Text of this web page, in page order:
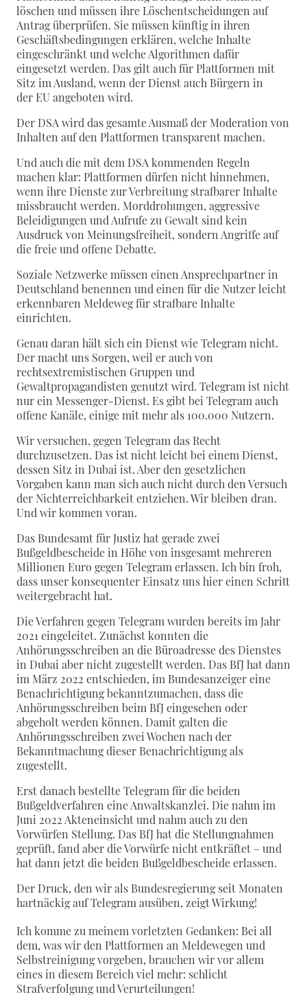
löschen und müssen ihre Löschentscheidungen auf
Antrag überprüfen. Sie müssen künftig in ihren
Geschäftsbedingungen erklären, welche Inhalte
eingeschränkt und welche Algorithmen dafür
eingesetzt werden. Das gilt auch für Plattformen mit
Sitz im Ausland, wenn der Dienst auch Bürgern in
der EU angeboten wird.
Der DSA wird das gesamte Ausmaß der Moderation von
Inhalten auf den Plattformen transparent machen.
Und auch die mit dem DSA kommenden Regeln
machen klar: Plattformen dürfen nicht hinnehmen,
wenn ihre Dienste zur Verbreitung strafbarer Inhalte
missbraucht werden. Morddrohungen, aggressive
Beleidigungen und Aufrufe zu Gewalt sind kein
Ausdruck von Meinungsfreiheit, sondern Angriffe auf
die freie und offene Debatte.
Soziale Netzwerke müssen einen Ansprechpartner in
Deutschland benennen und einen für die Nutzer leicht
erkennbaren Meldeweg für strafbare Inhalte
einrichten.
Genau daran hält sich ein Dienst wie Telegram nicht.
Der macht uns Sorgen, weil er auch von
rechtsextremistischen Gruppen und
Gewaltpropagandisten genutzt wird. Telegram ist nicht
nur ein Messenger-Dienst. Es gibt bei Telegram auch
offene Kanäle, einige mit mehr als 100.000 Nutzern.
Wir versuchen, gegen Telegram das Recht
durchzusetzen. Das ist nicht leicht bei einem Dienst,
dessen Sitz in Dubai ist. Aber den gesetzlichen
Vorgaben kann man sich auch nicht durch den Versuch
der Nichterreichbarkeit entziehen. Wir bleiben dran.
Und wir kommen voran.
Das Bundesamt für Justiz hat gerade zwei
Bußgeldbescheide in Höhe von insgesamt mehreren
Millionen Euro gegen Telegram erlassen. Ich bin froh,
dass unser konsequenter Einsatz uns hier einen Schritt
weitergebracht hat.
Die Verfahren gegen Telegram wurden bereits im Jahr
2021 eingeleitet. Zunächst konnten die
Anhörungsschreiben an die Büroadresse des Dienstes
in Dubai aber nicht zugestellt werden. Das BfJ hat dann
im März 2022 entschieden, im Bundesanzeiger eine
Benachrichtigung bekanntzumachen, dass die
Anhörungsschreiben beim BfJ eingesehen oder
abgeholt werden können. Damit galten die
Anhörungsschreiben zwei Wochen nach der
Bekanntmachung dieser Benachrichtigung als
zugestellt.
Erst danach bestellte Telegram für die beiden
Bußgeldverfahren eine Anwaltskanzlei. Die nahm im
Juni 2022 Akteneinsicht und nahm auch zu den
Vorwürfen Stellung. Das BfJ hat die Stellungnahmen
geprüft, fand aber die Vorwürfe nicht entkräftet – und
hat dann jetzt die beiden Bußgeldbescheide erlassen.
Der Druck, den wir als Bundesregierung seit Monaten
hartnäckig auf Telegram ausüben, zeigt Wirkung!
Ich komme zu meinem vorletzten Gedanken: Bei all
dem, was wir den Plattformen an Meldewegen und
Selbstreinigung vorgeben, brauchen wir vor allem
eines in diesem Bereich viel mehr: schlicht
Strafverfolgung und Verurteilungen!